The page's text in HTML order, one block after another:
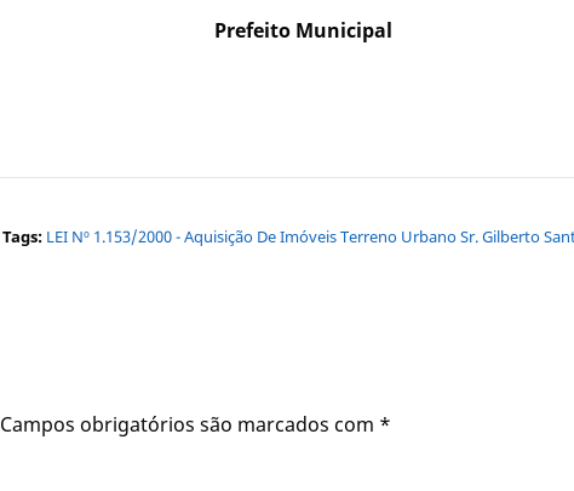
Prefeito Municipal
Tags: LEI Nº 1.153/2000 - Aquisição De Imóveis Terreno Urbano Sr. Gilberto
Campos obrigatórios são marcados com *